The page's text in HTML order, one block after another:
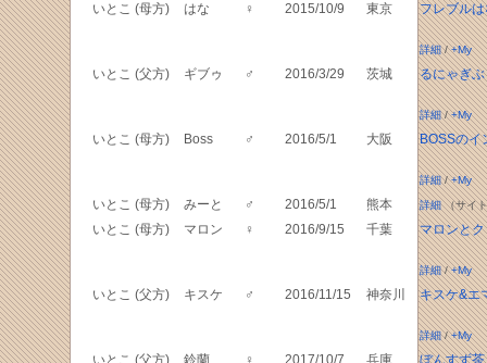
いとこ (母方) はな ♀ 2015/10/9 東京 フレブル
詳細/+My
いとこ (父方) ギブゥ ♂ 2016/3/29 茨城 るにゃぎぶ
詳細/+My
いとこ (母方) Boss ♂ 2016/5/1 大阪 BOSSのイ
詳細/+My
いとこ (母方) みーと ♂ 2016/5/1 熊本 詳細（サイ
いとこ (母方) マロン ♀ 2016/9/15 千葉 マロンとク
詳細/+My
いとこ (父方) キスケ ♂ 2016/11/15 神奈川 キスケ&エ
詳細/+My
いとこ (父方) 鈴蘭 ♀ 2017/10/7 兵庫 ぼんすず茶